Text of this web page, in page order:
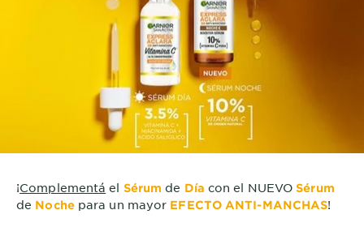
¡Complementá el Sérum de Día con el NUEVOSérum
de Nochepara un mayor EFECTO ANTI-MANCHAS!